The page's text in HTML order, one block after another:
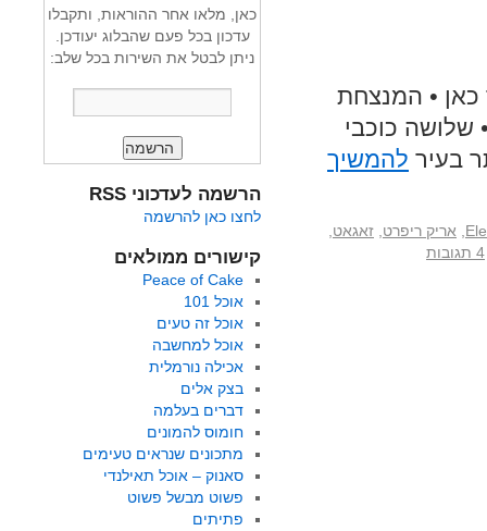
כבר כאן • המנצחת
שלושה כוכבי
בעיר להמשיך
אריק ריפרט זאגאט
4 תגובות
כאן, מלאו אחר ההוראות, ותקבלו
עדכון בכל פעם שהבלוג יעודכן.
ניתן לבטל את השירות בכל שלב:
הרשמה לעדכוני RSS
לחצו כאן להרשמה
קישורים ממולאים
Peace of Cake
אוכל 101
אוכל זה טעים
אוכל למחשבה
אכילה נורמלית
בצק אלים
דברים בעלמה
חומוס להמונים
מתכונים שנראים טעימים
סאנוק – אוכל תאילנדי
פשוט מבשל פשוט
פתיתים